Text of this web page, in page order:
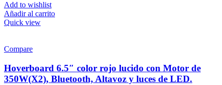
Add to wishlist
Añadir al carrito
Quick view
Compare
Hoverboard 6.5″ color rojo lucido con Motor de
350W(X2), Bluetooth, Altavoz y luces de LED.